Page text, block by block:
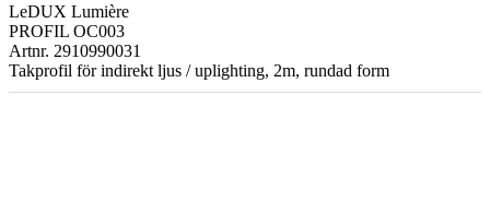
LeDUX Lumière
PROFIL OC003
Artnr. 2910990031
Takprofil för indirekt ljus / uplighting, 2m, rundad form